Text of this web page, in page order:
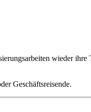
wieder
Geschäftsreisende.